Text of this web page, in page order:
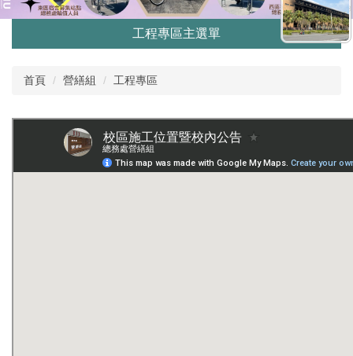
工程專區主選單
在建工程
工程行事曆
首頁 營繕組 工程專區